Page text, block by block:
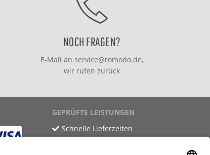
NOCH FRAGEN?
E-Mail an service@romodo.de,
wir rufen zurück
GEPRÜFTE LEISTUNGEN
Schnelle Lieferzeiten